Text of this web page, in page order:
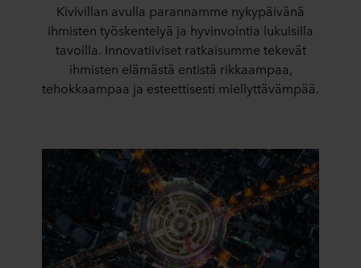
Kivivillan avulla parannamme nykypäivänä
ihmisten työskentelyä ja hyvinvointia lukuisilla
tavoilla. Innovatiiviset ratkaisumme tekevät
ihmisten elämästä entistä rikkaampaa,
tehokkaampaa ja esteettisesti miellyttävämpää.